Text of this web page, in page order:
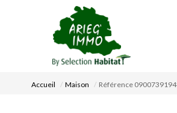
Accueil Maison Référence